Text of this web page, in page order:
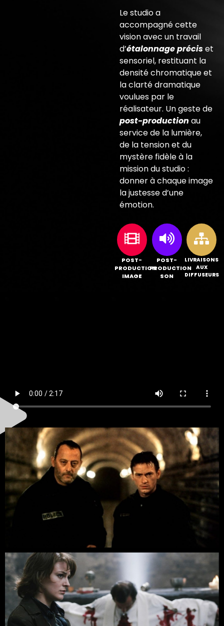
Le studio a
accompagné cette
vision avec un travail
d’étalonnage préciset
sensoriel, restituant la
densité chromatique et
la clarté dramatique
voulues par le
réalisateur. Un geste de
post-production au
service de la lumière,
de la tension et du
mystère fidèle à la
mission du studio :
donner à chaque image
la justesse d’une
émotion.
POST-
PRODUCTION
IMAGE
POST-
PRODUCTION
SON
LIVRAISONS
AUX
DIFFUSEURS